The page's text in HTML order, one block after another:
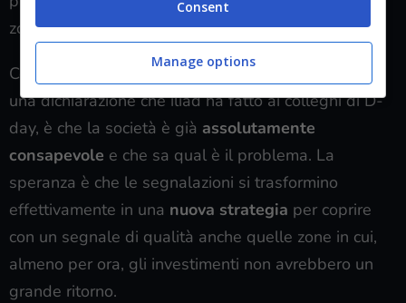
zone considerate lontane.
Come accennavamo prima, l’unica consolazione, da
una dichiarazione che iliad ha fatto ai colleghi di D-
day, è che la società è già assolutamente
consapevole e che sa qual è il problema. La
speranza è che le segnalazioni si trasformino
effettivamente in una nuova strategia per coprire
con un segnale di qualità anche quelle zone in cui,
almeno per ora, gli investimenti non avrebbero un
grande ritorno.
Consent
Manage options